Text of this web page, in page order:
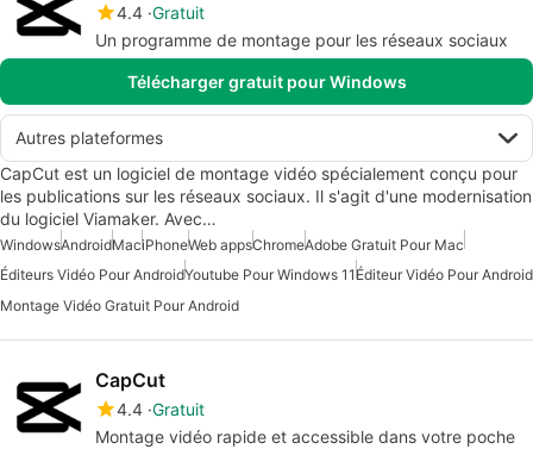
4.4 Gratuit
Un programme de montage pour les réseaux sociaux
Télécharger gratuit pour Windows
Autres plateformes
CapCut est un logiciel de montage vidéo spécialement conçu pour
les publications sur les réseaux sociaux. Il s'agit d'une modernisation
du logiciel Viamaker. Avec…
WindowsAndroidMaciPhoneWeb appsChromeAdobe Gratuit Pour Mac
Éditeurs Vidéo Pour AndroidYoutube Pour Windows 11Éditeur Vidéo Pour Android
Montage Vidéo Gratuit Pour Android
CapCut
4.4 Gratuit
Montage vidéo rapide et accessible dans votre poche